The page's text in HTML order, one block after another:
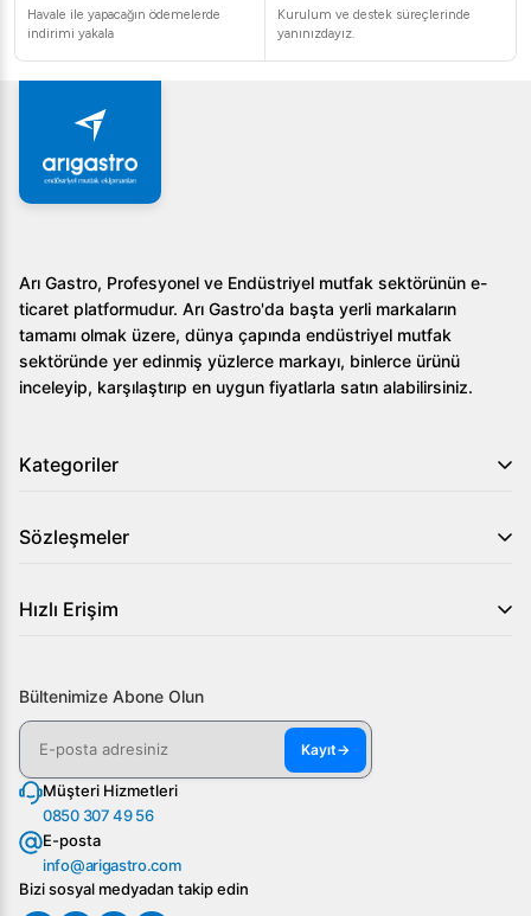
Havale ile yapacağın ödemelerde
indirimi yakala
Kurulum ve destek süreçlerinde
yanınızdayız.
Arı Gastro, Profesyonel ve Endüstriyel mutfak sektörünün e-
ticaret platformudur. Arı Gastro'da başta yerli markaların
tamamı olmak üzere, dünya çapında endüstriyel mutfak
sektöründe yer edinmiş yüzlerce markayı, binlerce ürünü
inceleyip, karşılaştırıp en uygun fiyatlarla satın alabilirsiniz.
Kategoriler
Sözleşmeler
Hızlı Erişim
Bültenimize Abone Olun
Kayıt→
Müşteri Hizmetleri
0850 307 49 56
E-posta
info@arigastro.com
Bizi sosyal medyadan takip edin